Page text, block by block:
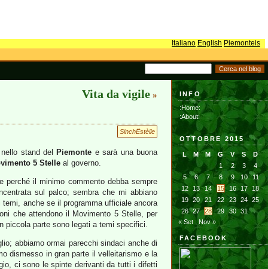
Italiano English Piemonteis
Vita da vigile »
SinchËstèile
stand del Piemonte e sarà una buona
5 Stelle al governo.
il minimo commento debba sempre
sul palco; sembra che mi abbiano
anche se il programma ufficiale ancora
che attendono il Movimento 5 Stelle, per
piccola parte sono legati a temi specifici.
abbiamo ormai parecchi sindaci anche di
dismesso in gran parte il velleitarismo e la
ci sono le spinte derivanti da tutti i difetti
INFO
:Home:
:About:
OTTOBRE 2015
L M M G V S
D
1
2 3
4
5
6 7 8 9 10
11
12
13 14 15 16 17
18
19
20 21 22 23 24
25
26 27 28 29 30 31
« Set
Nov »
FACEBOOK